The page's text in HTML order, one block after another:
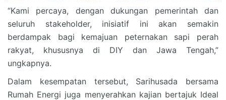
“Kami percaya, dengan dukungan pemerintah dan
seluruh stakeholder, inisiatif ini akan semakin
berdampak bagi kemajuan peternakan sapi perah
rakyat, khususnya di DIY dan Jawa Tengah,”
ungkapnya.
Dalam kesempatan tersebut, Sarihusada bersama
Rumah Energi juga menyerahkan kajian bertajuk Ideal